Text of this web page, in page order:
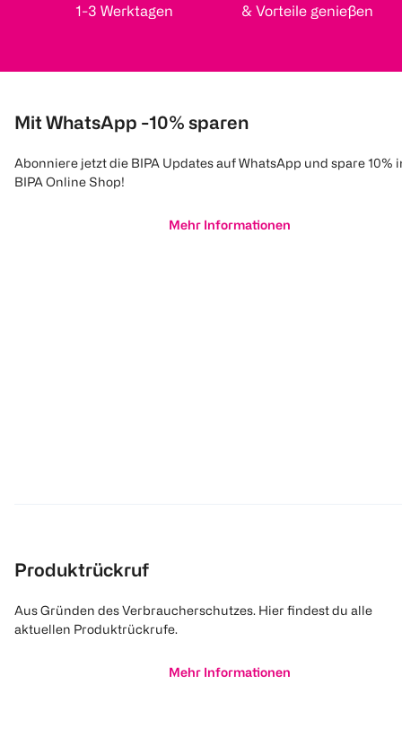
1-3 Werktagen
& Vorteile genießen
Mit WhatsApp -10% sparen
Abonniere jetzt die BIPA Updates auf WhatsApp und spare 10%
BIPA Online Shop!
Mehr Informationen
Produktrückruf
Aus Gründen des Verbraucherschutzes. Hier findest du alle
aktuellen Produktrückrufe.
Mehr Informationen